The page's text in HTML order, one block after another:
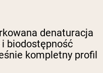
denaturacja
biodostępność
kompletny profil